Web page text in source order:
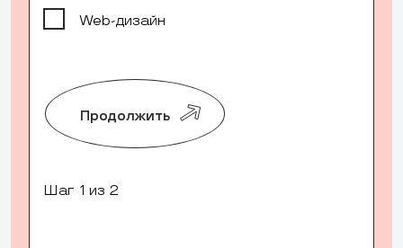
Web-дизайн
Продолжить
Шаг 1 из 2